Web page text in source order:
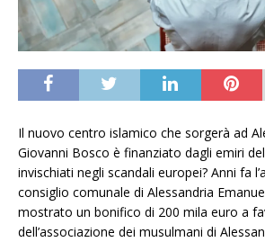
Il nuovo centro islamico che sorgerà ad
Giovanni Bosco è finanziato dagli emiri
invischiati negli scandali europei? Anni fa
consiglio comunale di Alessandria
mostrato un bonifico di 200 mila euro a
dell’associazione dei musulmani di